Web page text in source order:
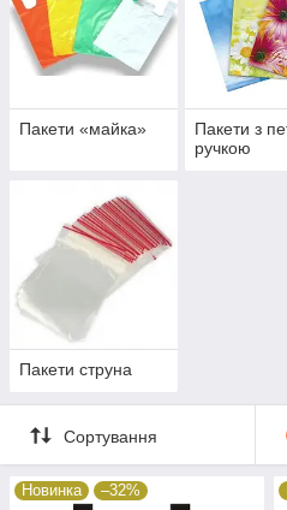
Пакети «майка»
Пакети з
ручкою
Пакети струна
Сортування
Новинка –32%